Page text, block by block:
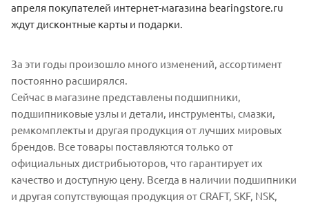
апреля покупателей интернет-магазина bearingstore.ru
ждут дисконтные карты и подарки.
За эти годы произошло много изменений, ассортимент
постоянно расширялся.
Сейчас в магазине представлены подшипники,
подшипниковые узлы и детали, инструменты, смазки,
ремкомплекты и другая продукция от лучших мировых
брендов. Все товары поставляются только от
официальных дистрибьюторов, что гарантирует их
качество и доступную цену. Всегда в наличии подшипники
и другая сопутствующая продукция от СRAFT, SKF, NSK,